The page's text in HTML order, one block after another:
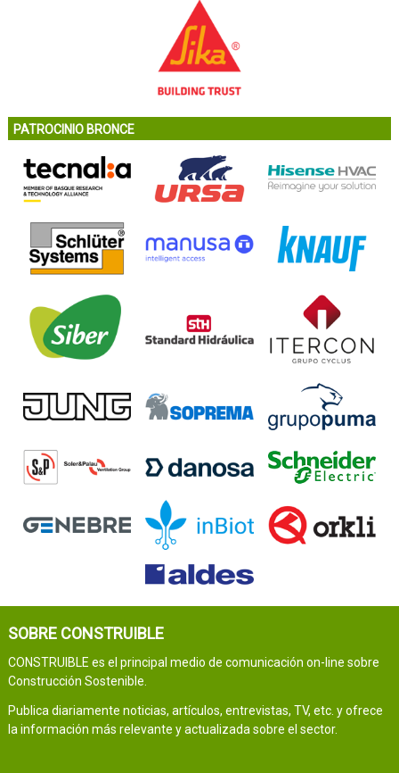
PATROCINIO BRONCE
SOBRE CONSTRUIBLE
CONSTRUIBLE es el principal medio de comunicación on-line sobre
Construcción Sostenible.
Publica diariamente noticias, artículos, entrevistas, TV, etc. y ofrece
la información más relevante y actualizada sobre el sector.